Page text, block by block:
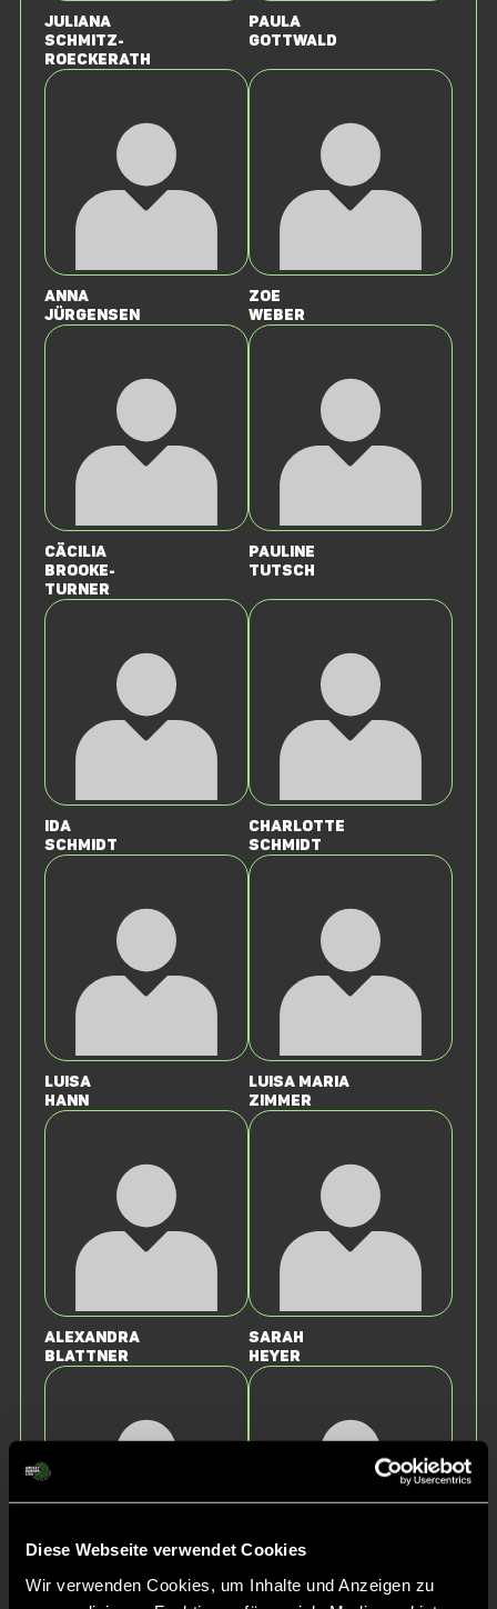
Diese Webseite verwendet Cookies
Wir verwenden Cookies, um Inhalte und Anzeigen zu
Juliana
Schmitz-
Roeckerath
Paula
Gottwald
Anna
Jürgensen
Zoe
Weber
Cäcilia
Brooke-
Turner
Pauline
Tutsch
Ida
Schmidt
Charlotte
Schmidt
Luisa
Hann
Luisa Maria
Zimmer
Alexandra
Blattner
Sarah
Heyer
Annalena
Henriette